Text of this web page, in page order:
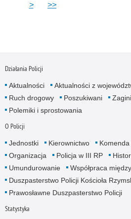
> >>
Działania Policji
Aktualności Aktualności z
Ruch drogowy
Poszukiwani
Polemiki i sprostowania
O Policji
Jednostki Kierownictwo
Komenda
Organizacja
Policja w III RP
Umundurowanie
Współpraca
Duszpasterstwo Policji Kościoła
Prawosławne Duszpasterstwo Policji
Statystyka